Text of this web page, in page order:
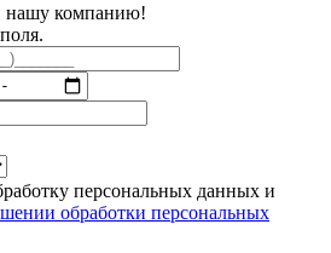
нашу компанию!
персональных данных и
обработки персональных